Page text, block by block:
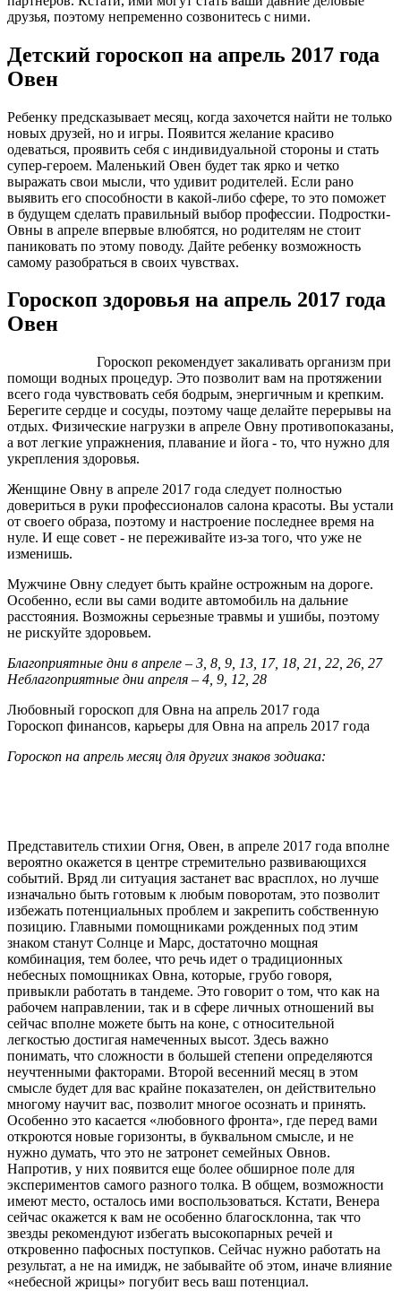
друзья, поэтому непременно созвонитесь с ними.
Детский гороскоп на апрель 2017 года
Овен
Ребенку предсказывает месяц, когда захочется найти не только
новых друзей, но и игры. Появится желание красиво
одеваться, проявить себя с индивидуальной стороны и стать
супер-героем. Маленький Овен будет так ярко и четко
выражать свои мысли, что удивит родителей. Если рано
выявить его способности в какой-либо сфере, то это поможет
в будущем сделать правильный выбор профессии. Подростки-
Овны в апреле впервые влюбятся, но родителям не стоит
паниковать по этому поводу. Дайте ребенку возможность
самому разобраться в своих чувствах.
Гороскоп здоровья на апрель 2017 года
Овен
Гороскоп рекомендует закаливать организм при
помощи водных процедур. Это позволит вам на протяжении
всего года чувствовать себя бодрым, энергичным и крепким.
Берегите сердце и сосуды, поэтому чаще делайте перерывы на
отдых. Физические нагрузки в апреле Овну противопоказаны,
а вот легкие упражнения, плавание и йога - то, что нужно для
укрепления здоровья.
Женщине Овну в апреле 2017 года следует полностью
довериться в руки профессионалов салона красоты. Вы устали
от своего образа, поэтому и настроение последнее время на
нуле. И еще совет - не переживайте из-за того, что уже не
изменишь.
Мужчине Овну следует быть крайне острожным на дороге.
Особенно, если вы сами водите автомобиль на дальние
расстояния. Возможны серьезные травмы и ушибы, поэтому
не рискуйте здоровьем.
Благоприятные дни в апреле – 3, 8, 9, 13, 17, 18, 21, 22, 26, 27
Неблагоприятные дни апреля – 4, 9, 12, 28
Любовный гороскоп для Овна на апрель 2017 года
Гороскоп финансов, карьеры для Овна на апрель 2017 года
Гороскоп на апрель месяц для других знаков зодиака:
Представитель стихии Огня, Овен, в апреле 2017 года вполне
вероятно окажется в центре стремительно развивающихся
событий. Вряд ли ситуация застанет вас врасплох, но лучше
изначально быть готовым к любым поворотам, это позволит
избежать потенциальных проблем и закрепить собственную
позицию. Главными помощниками рожденных под этим
знаком станут Солнце и Марс, достаточно мощная
комбинация, тем более, что речь идет о традиционных
небесных помощниках Овна, которые, грубо говоря,
привыкли работать в тандеме. Это говорит о том, что как на
рабочем направлении, так и в сфере личных отношений вы
сейчас вполне можете быть на коне, с относительной
легкостью достигая намеченных высот. Здесь важно
понимать, что сложности в большей степени определяются
неучтенными факторами. Второй весенний месяц в этом
смысле будет для вас крайне показателен, он действительно
многому научит вас, позволит многое осознать и принять.
Особенно это касается «любовного фронта», где перед вами
откроются новые горизонты, в буквальном смысле, и не
нужно думать, что это не затронет семейных Овнов.
Напротив, у них появится еще более обширное поле для
экспериментов самого разного толка. В общем, возможности
имеют место, осталось ими воспользоваться. Кстати, Венера
сейчас окажется к вам не особенно благосклонна, так что
звезды рекомендуют избегать высокопарных речей и
откровенно пафосных поступков. Сейчас нужно работать на
результат, а не на имидж, не забывайте об этом, иначе влияние
«небесной жрицы» погубит весь ваш потенциал.